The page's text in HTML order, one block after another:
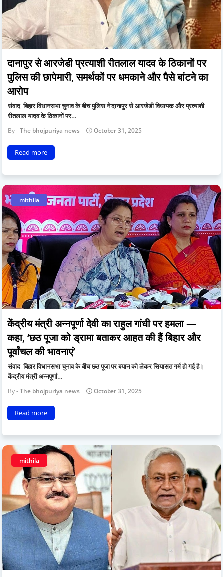
दानापुर से आरजेडी प्रत्याशी रीतलाल यादव के ठिकानों पर
पुलिस की छापेमारी, समर्थकों पर धमकाने और पैसे बांटने का
आरोप
संवाद बिहार विधानसभा चुनाव के बीच पुलिस ने दानापुर से आरजेडी विधायक और प्रत्याशी
रीतलाल यादव के ठिकानों पर…
The bhojpuriya news October 31, 2025
Read more
mithila
केंद्रीय मंत्री अन्नपूर्णा देवी का राहुल गांधी पर हमला —
कहा, ‘छठ पूजा को ड्रामा बताकर आहत की हैं बिहार और
पूर्वांचल की भावनाएं’
संवाद बिहार विधानसभा चुनाव के बीच छठ पूजा पर बयान को लेकर सियासत गर्म हो गई है।
केंद्रीय मंत्री अन्नपूर्णा…
The bhojpuriya news October 31, 2025
Read more
mithila